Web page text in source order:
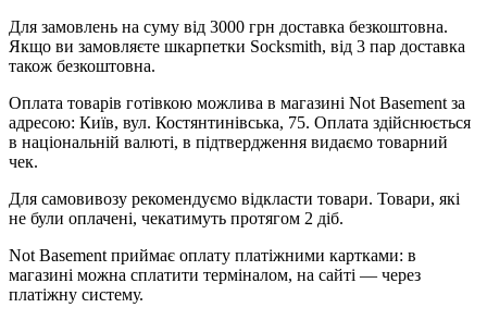
Для замовлень на суму від 3000 грн доставка безкоштовна.
Якщо ви замовляєте шкарпетки Socksmith, від 3 пар доставка
також безкоштовна.
Оплата товарів готівкою можлива в магазині Not Basement за
адресою: Київ, вул. Костянтинівська, 75. Оплата здійснюється
в національній валюті, в підтвердження видаємо товарний
чек.
Для самовивозу рекомендуємо відкласти товари. Товари, які
не були оплачені, чекатимуть протягом 2 діб.
Not Basement приймає оплату платіжними картками: в
магазині можна сплатити терміналом, на сайті — через
платіжну систему.